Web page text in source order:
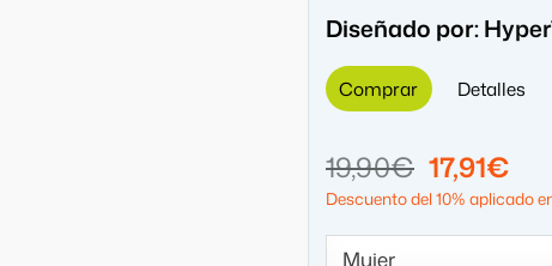
Diseñado por:
Comprar Detalles
19,90€ El
precio
original
era:
17,91€El
es:
Descuento del 10% aplicado